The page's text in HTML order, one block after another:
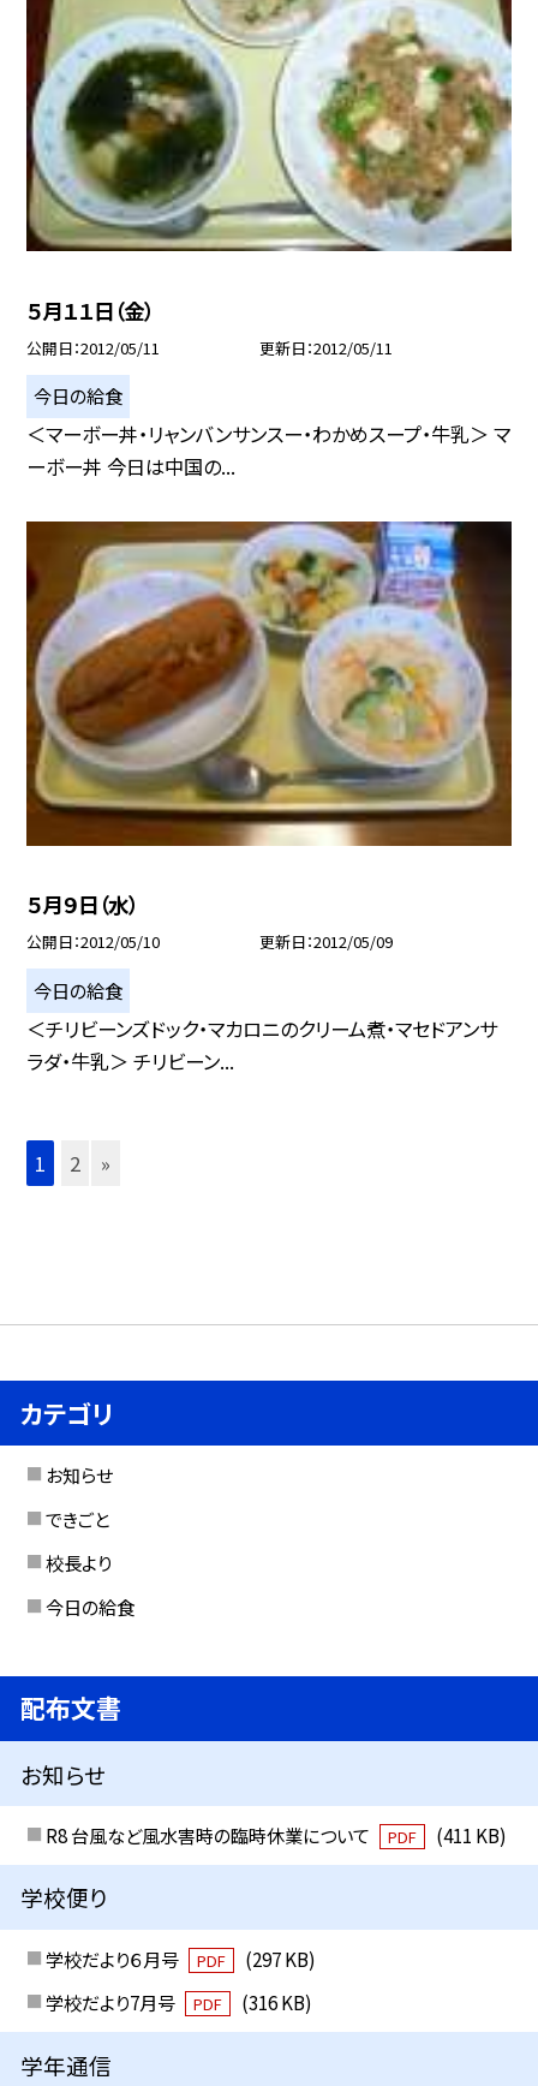
５月１１日（金）
公開日 2012/05/11 更新日 2012/05/11
今日の給食
＜マーボー丼・リャンバンサンスー・わかめスープ・牛乳＞ マ
ーボー丼 今日は中国の...
５月９日（水）
公開日 2012/05/10 更新日 2012/05/09
今日の給食
＜チリビーンズドック・マカロニのクリーム煮・マセドアンサ
ラダ・牛乳＞ チリビーン...
1 2 »
カテゴリ
お知らせ
できごと
校長より
今日の給食
配布文書
お知らせ
R8 台風など風水害時の臨時休業について PDF (411 KB)
学校便り
学校だより６月号 PDF
(297 KB)
学校だより7月号
PDF (316 KB)
学年通信